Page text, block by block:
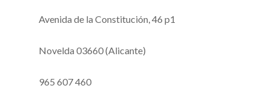
Avenida de la Constitución, 46 p1
Novelda 03660 (Alicante)
965 607 460